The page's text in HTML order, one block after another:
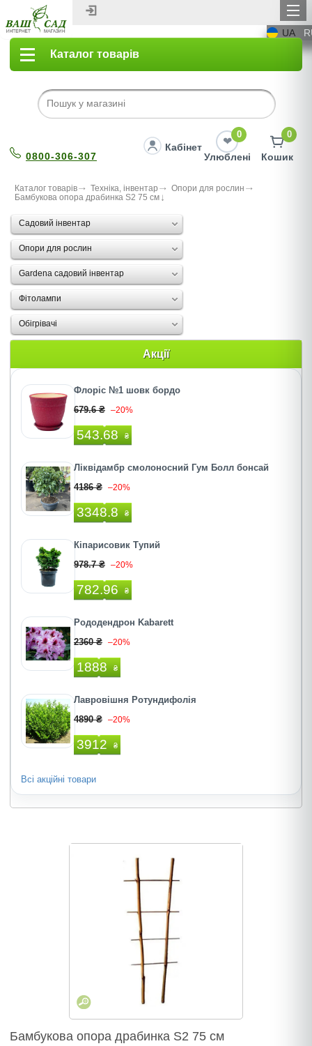
UA
Каталог товарів
0800-306-307
Кабінет
0
Улюблені
0
Кошик
Каталог товарів Техніка, інвентар
Опори для рослин
Бамбукова опора драбинка S2 75 см
Садовий інвентар
Опори для рослин
Gardena садовий інвентар
Фітолампи
Oбігрівачі
Акції
Флоріс №1 шовк бордо
679.6 ₴ –20%
543.68 ₴
Ліквідамбр смолоносний Гум Болл бонсай
4186 ₴ –20%
3348.8 ₴
Кіпарисовик Тупий
978.7 ₴ –20%
782.96 ₴
Рододендрон Kabarett
2360 ₴ –20%
1888 ₴
Лавровішня Ротундифолія
4890 ₴ –20%
3912 ₴
Всі акційні товари
Бамбукова опора драбинка S2 75 см